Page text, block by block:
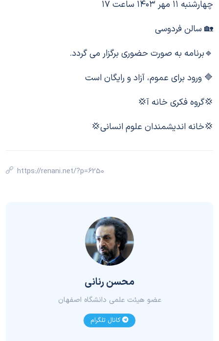
چهارشنبه ۱۱ مهر ۱۴۰۳ ساعت ۱۷
🏡 سالن فردوسی
🔹برنامه به صورت حضوری برگزار می گردد.
🔷 ورود برای عموم، آزاد و رایگان است
💢گروه فکری خانه آ💢
💢خانه اندیشمندان علوم انسانی💢
https://renani.net/?p=6250
محسن رنانی
عضو هیئت علمی دانشگاه اصفهان
کانال تلگرام